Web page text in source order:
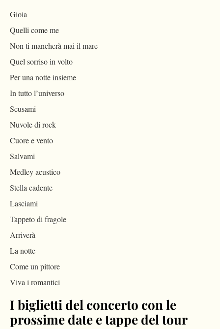
Gioia
Quelli come me
Non ti mancherà mai il mare
Quel sorriso in volto
Per una notte insieme
In tutto l’universo
Scusami
Nuvole di rock
Cuore e vento
Salvami
Medley acustico
Stella cadente
Lasciami
Tappeto di fragole
Arriverà
La notte
Come un pittore
Viva i romantici
I biglietti del concerto con le
prossime date e tappe del tour